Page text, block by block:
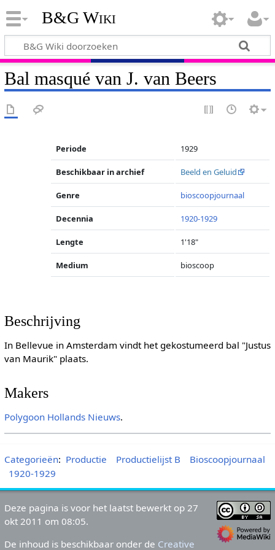
B&G Wiki
Bal masqué van J. van Beers
Periode 1929
Beschikbaar in archief Beeld en Geluid
Genre bioscoopjournaal
Decennia 1920-1929
Lengte 1'18"
Medium bioscoop
Beschrijving
In Bellevue in Amsterdam vindt het gekostumeerd bal "Justus
van Maurik" plaats.
Makers
Polygoon Hollands Nieuws.
Categorieën: Productie Productielijst B
Bioscoopjournaal
1920-1929
Deze pagina is voor het laatst bewerkt op 27
okt 2011 om 08:05.
De inhoud is beschikbaar onder de Creative